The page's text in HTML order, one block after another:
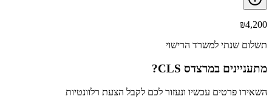
₪4,200
תשלום שנתי למשרד הרישוי
מתעניינים במרצדס CLS ?
השאירו פרטים עכשיו ונעזור לכם לקבל הצעת רלוונטיות